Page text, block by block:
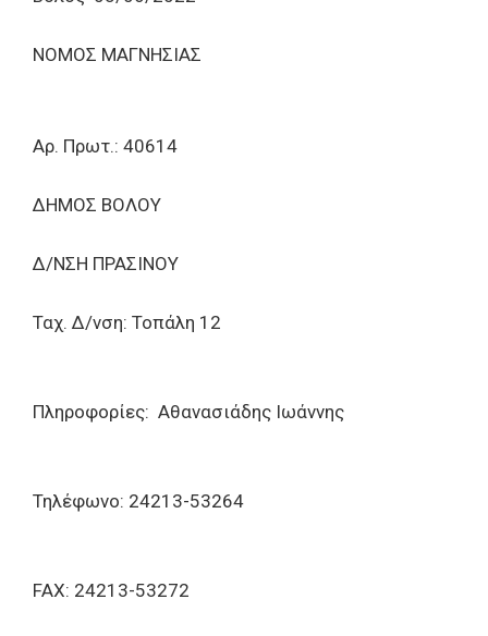
ΝΟΜΟΣ ΜΑΓΝΗΣΙΑΣ
Αρ. Πρωτ.: 40614
ΔΗΜΟΣ ΒΟΛΟΥ
Δ/ΝΣΗ ΠΡΑΣΙΝΟΥ
Ταχ. Δ/νση: Τοπάλη 12
Πληροφορίες: Αθανασιάδης Ιωάννης
Τηλέφωνο: 24213-53264
FAX: 24213-53272